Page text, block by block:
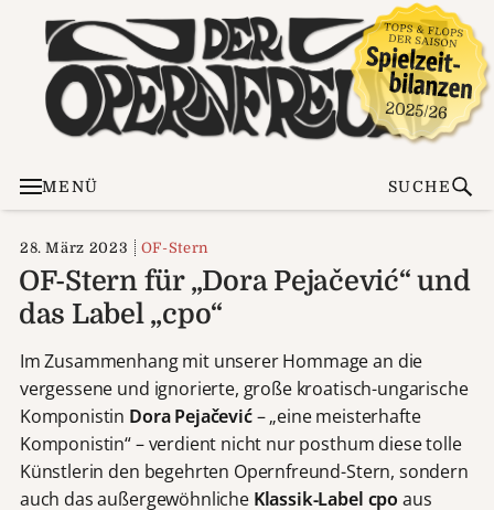
MENÜ SUCHE
28. März 2023 OF-Stern
OF-Stern für „Dora Pejačević“ und
das Label „cpo“
Im Zusammenhang mit unserer Hommage an die
vergessene und ignorierte, große kroatisch-ungarische
Komponistin Dora Pejačević– „eine meisterhafte
Komponistin“ – verdient nicht nur posthum diese tolle
Künstlerin den begehrten Opernfreund-Stern, sondern
auch das außergewöhnliche Klassik-Label cpo aus